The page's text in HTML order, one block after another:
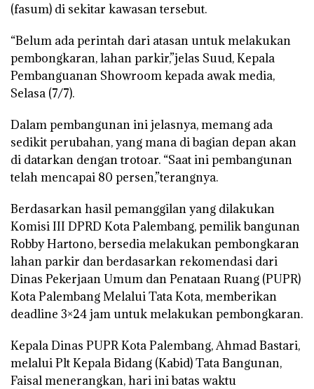
(fasum) di sekitar kawasan tersebut.
“Belum ada perintah dari atasan untuk melakukan
pembongkaran, lahan parkir,”jelas Suud, Kepala
Pembanguanan Showroom kepada awak media,
Selasa (7/7).
Dalam pembangunan ini jelasnya, memang ada
sedikit perubahan, yang mana di bagian depan akan
di datarkan dengan trotoar. “Saat ini pembangunan
telah mencapai 80 persen,”terangnya.
Berdasarkan hasil pemanggilan yang dilakukan
Komisi III DPRD Kota Palembang, pemilik bangunan
Robby Hartono, bersedia melakukan pembongkaran
lahan parkir dan berdasarkan rekomendasi dari
Dinas Pekerjaan Umum dan Penataan Ruang (PUPR)
Kota Palembang Melalui Tata Kota, memberikan
deadline 3×24 jam untuk melakukan pembongkaran.
Kepala Dinas PUPR Kota Palembang, Ahmad Bastari,
melalui Plt Kepala Bidang (Kabid) Tata Bangunan,
Faisal menerangkan, hari ini batas waktu